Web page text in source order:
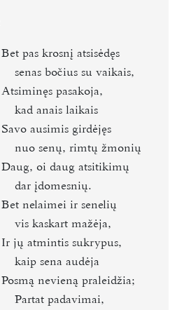
Bet pas krosnį atsisėdęs
senas bočius su vaikais,
Atsiminęs pasakoja,
kad anais laikais
Savo ausimis girdėjęs
nuo senų, rimtų žmonių
Daug, oi daug atsitikimų
dar įdomesnių.
Bet nelaimei ir senelių
vis kaskart mažėja,
Ir jų atmintis sukrypus,
kaip sena audėja
Posmą nevieną praleidžia;
Partat padavimai,